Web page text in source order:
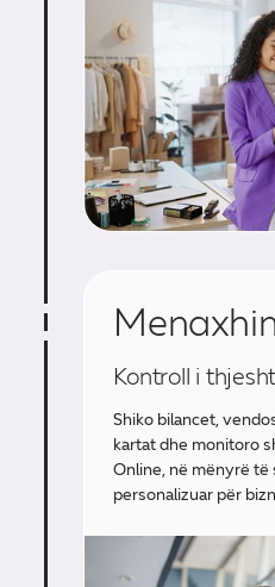
Kontroll i
Shiko bilancet,
kartat dhe monitoro
Online, në mënyrë të
personalizuar për